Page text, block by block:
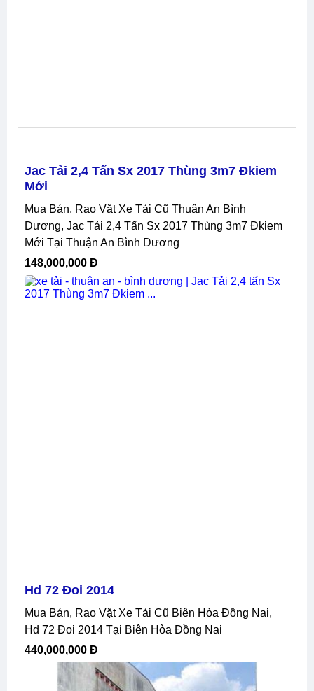
Jac Tải 2,4 Tấn Sx 2017 Thùng 3m7 Đkiem
Mới
Mua Bán, Rao Vặt Xe Tải Cũ Thuận An Bình
Dương, Jac Tải 2,4 Tấn Sx 2017 Thùng 3m7 Đkiem
Mới Tại Thuận An Bình Dương
148,000,000 Đ
Hd 72 Đoi 2014
Mua Bán, Rao Vặt Xe Tải Cũ Biên Hòa Đồng Nai,
Hd 72 Đoi 2014 Tại Biên Hòa Đồng Nai
440,000,000 Đ